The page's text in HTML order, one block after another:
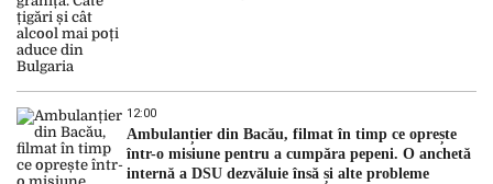
12:00
Ambulanțier din Bacău, filmat în timp ce oprește
într-o misiune pentru a cumpăra pepeni. O anchetă
internă a DSU dezvăluie însă și alte probleme